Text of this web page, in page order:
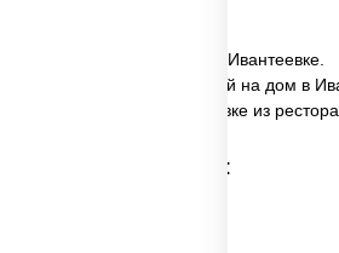
✅ Спайс Сяке заказать в Ивантеевке.
✅ Спайс Сяке с доставкой на дом в
✅ Спайс Сяке в Ивантеевке из
Категории товара: